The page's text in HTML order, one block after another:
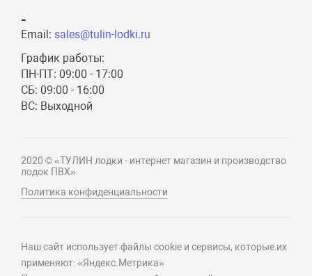
-
Email: sales@tulin-lodki.ru
График работы:
ПН-ПТ: 09:00 - 17:00
СБ: 09:00 - 16:00
ВС: Выходной
2020 © «ТУЛИН лодки - интернет магазин и производство
лодок ПВХ»
Политика конфиденциальности
Наш сайт использует файлы cookie и сервисы, которые их
применяют: «Яндекс.Метрика»